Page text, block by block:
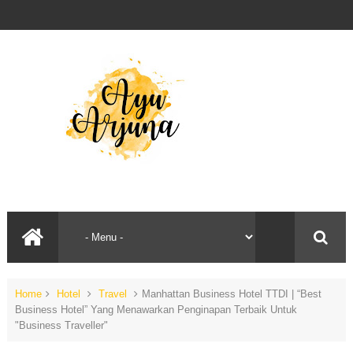
Home Hotel Travel
Manhattan Business Hotel TTDI | “Best
Business Hotel” Yang Menawarkan Penginapan Terbaik Untuk
"Business Traveller"